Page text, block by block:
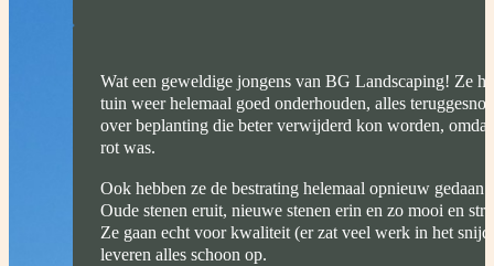
Wat een geweldige jongens van BG Landscaping! Ze
tuin weer helemaal goed onderhouden, alles
over beplanting die beter verwijderd kon worden,
rot was.
Ook hebben ze de bestrating helemaal opnieuw gedaan
Oude stenen eruit, nieuwe stenen erin en zo mooi en
Ze gaan echt voor kwaliteit (er zat veel werk in het
leveren alles schoon op.